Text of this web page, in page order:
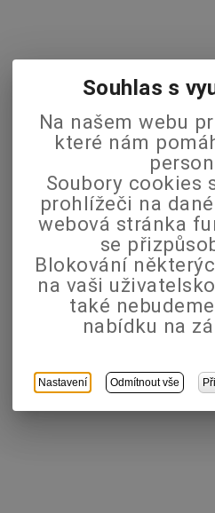
Souhlas s
Na našem webu
které nám
Soubory cookies
prohlížeči na
webová stránka
se
Blokování
na vaši
také
nabídku na
Nastavení Odmítnout vše